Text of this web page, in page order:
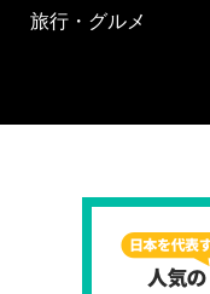
旅行・グルメ